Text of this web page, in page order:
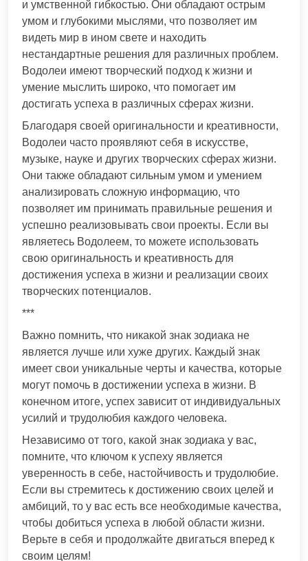
и умственной гибкостью. Они обладают острым
умом и глубокими мыслями, что позволяет им
видеть мир в ином свете и находить
нестандартные решения для различных проблем.
Водолеи имеют творческий подход к жизни и
умение мыслить широко, что помогает им
достигать успеха в различных сферах жизни.
Благодаря своей оригинальности и креативности,
Водолеи часто проявляют себя в искусстве,
музыке, науке и других творческих сферах жизни.
Они также обладают сильным умом и умением
анализировать сложную информацию, что
позволяет им принимать правильные решения и
успешно реализовывать свои проекты. Если вы
являетесь Водолеем, то можете использовать
свою оригинальность и креативность для
достижения успеха в жизни и реализации своих
творческих потенциалов.
***
Важно помнить, что никакой знак зодиака не
является лучше или хуже других. Каждый знак
имеет свои уникальные черты и качества, которые
могут помочь в достижении успеха в жизни. В
конечном итоге, успех зависит от индивидуальных
усилий и трудолюбия каждого человека.
Независимо от того, какой знак зодиака у вас,
помните, что ключом к успеху является
уверенность в себе, настойчивость и трудолюбие.
Если вы стремитесь к достижению своих целей и
амбиций, то у вас есть все необходимые качества,
чтобы добиться успеха в любой области жизни.
Верьте в себя и продолжайте двигаться вперед к
своим целям!